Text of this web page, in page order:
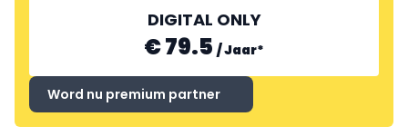
DIGITAL ONLY
€ 79.5 /Jaar*
Word nu premium partner